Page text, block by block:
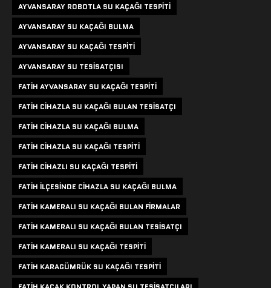
AYVANSARAY ROBOTLA SU KAÇAĞI TESPITI
AYVANSARAY SU KAÇAĞI BULMA
AYVANSARAY SU KAÇAĞI TESPITI
AYVANSARAY SU TESISATÇISI
FATIH AYVANSARAY SU KAÇAĞI TESPITI
FATIH CIHAZLA SU KAÇAĞI BULAN TESISATÇI
FATIH CIHAZLA SU KAÇAĞI BULMA
FATIH CIHAZLA SU KAÇAĞI TESPITI
FATIH CIHAZLI SU KAÇAĞI TESPITI
FATIH ILÇESINDE CIHAZLA SU KAÇAĞI BULMA
FATIH KAMERALI SU KAÇAĞI BULAN FIRMALAR
FATIH KAMERALI SU KAÇAĞI BULAN TESISATÇI
FATIH KAMERALI SU KAÇAĞI TESPITI
FATIH KARAGÜMRÜK SU KAÇAĞI TESPITI